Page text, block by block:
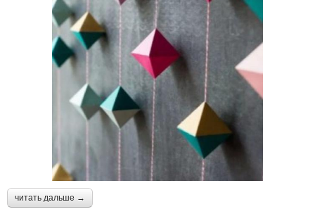
читать дальше →